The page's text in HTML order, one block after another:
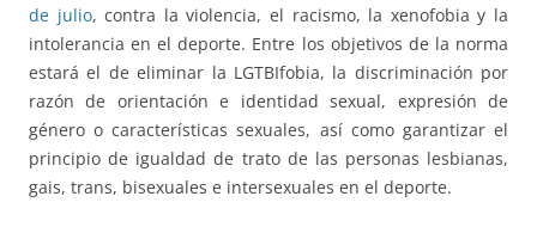
de julio, contra la violencia, el racismo, la xenofobia y la
intolerancia en el deporte. Entre los objetivos de la norma
estará el de eliminar la LGTBIfobia, la discriminación por
razón de orientación e identidad sexual, expresión de
género o características sexuales, así como garantizar el
principio de igualdad de trato de las personas lesbianas,
gais, trans, bisexuales e intersexuales en el deporte.